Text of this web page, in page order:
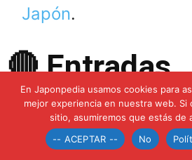
Japón.
🔴 Entradas
transporte
En Japonpedia usamos cookies para
mejor experiencia en nuestra web. Si
sitio, asumiremos que estás de
-- ACEPTAR --
No